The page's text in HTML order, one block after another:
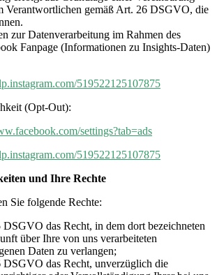
Verantwortlichen gemäß Art. 26 DSGVO, die
zur Datenverarbeitung im Rahmen des
Fanpage (Informationen zu Insights-Daten)
519522125107875
(Opt-Out):
settings?tab=ads
519522125107875
und Ihre Rechte
Sie folgende Rechte:
DSGVO das Recht, in dem dort bezeichneten
über Ihre von uns verarbeiteten
Daten zu verlangen;
DSGVO das Recht, unverzüglich die